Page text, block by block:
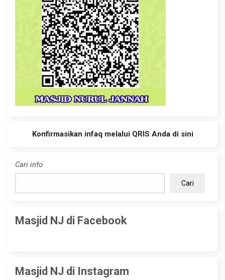
Konfirmasikan infaq melalui QRIS Anda di sini
Cari info
Cari
Masjid NJ di Facebook
Masjid NJ di Instagram